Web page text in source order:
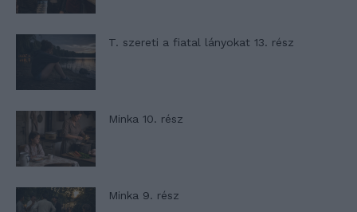
T. szereti a fiatal lányokat 13. rész
Minka 10. rész
Minka 9. rész